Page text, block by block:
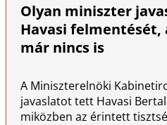
Olyan miniszter
Havasi felmentését,
már nincs is
A Miniszterelnöki
javaslatot tett Havasi
miközben az érintett